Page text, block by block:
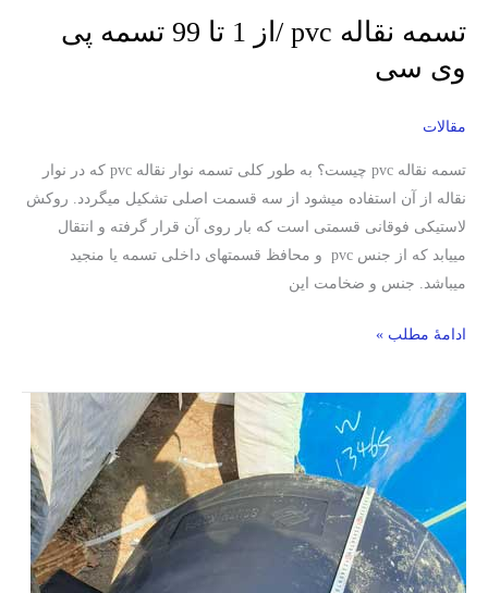
تسمه نقاله pvc /از 1 تا 99 تسمه پی
وی سی
مقالات
تسمه نقاله pvc چیست؟ به طور کلی تسمه نوار نقاله pvc که در نوار
نقاله از آن استفاده میشود از سه قسمت اصلی تشکیل میگردد. روکش
لاستیکی فوقانی قسمتی است که بار روی آن قرار گرفته و انتقال
مییابد که از جنس pvc و محافظ قسمتهای داخلی تسمه یا منجید
میباشد. جنس و ضخامت این
ادامۀ مطلب »
دلیل
پارگی
خرابی
تسمه
نقاله